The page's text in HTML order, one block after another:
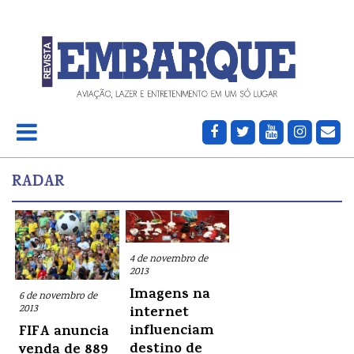
RADAR
6 de novembro de
2013
FIFA anuncia
4 de novembro de
2013
Imagens na
internet
influenciam